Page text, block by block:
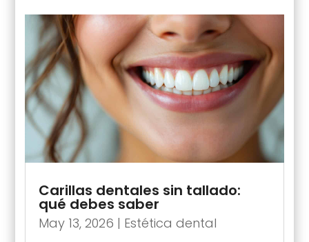
Carillas dentales sin tallado:
qué debes saber
May 13, 2026 | Estética dental